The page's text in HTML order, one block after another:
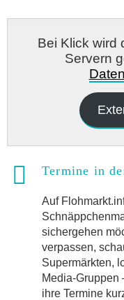
Bei Klick wird
Servern
Termine in
Auf
sichergehen
verpassen,
Supermärkten,
Media-
ihre Termine